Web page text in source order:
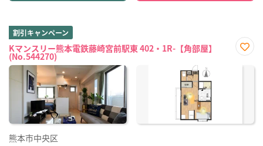
割引キャンペーン
Kマンスリー熊本電鉄藤崎宮前駅東 402・1R-【角部屋】
(No.544270)
に入
熊本市中央区